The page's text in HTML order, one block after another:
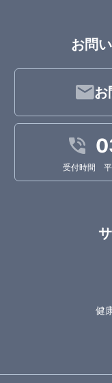
お問
お
受付時間 平
健